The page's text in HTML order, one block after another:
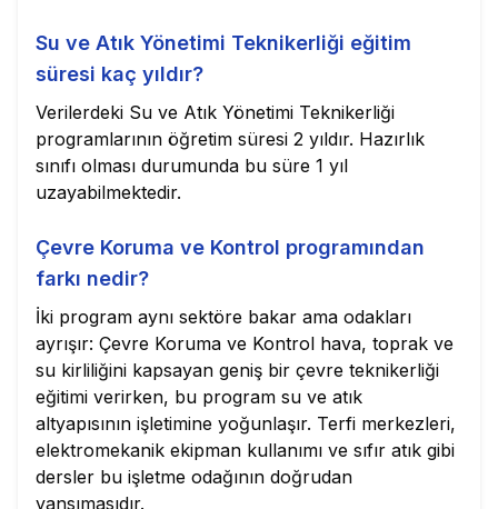
Su ve Atık Yönetimi Teknikerliği eğitim
süresi kaç yıldır?
Verilerdeki Su ve Atık Yönetimi Teknikerliği
programlarının öğretim süresi 2 yıldır. Hazırlık
sınıfı olması durumunda bu süre 1 yıl
uzayabilmektedir.
Çevre Koruma ve Kontrol programından
farkı nedir?
İki program aynı sektöre bakar ama odakları
ayrışır: Çevre Koruma ve Kontrol hava, toprak ve
su kirliliğini kapsayan geniş bir çevre teknikerliği
eğitimi verirken, bu program su ve atık
altyapısının işletimine yoğunlaşır. Terfi merkezleri,
elektromekanik ekipman kullanımı ve sıfır atık gibi
dersler bu işletme odağının doğrudan
yansımasıdır.